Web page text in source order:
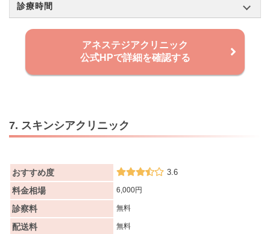
診療時間
アネステジアクリニック
公式HPで詳細を確認する
7. スキンシアクリニック
おすすめ度 3.6
料金相場 6,000円
診察料 無料
配送料 無料